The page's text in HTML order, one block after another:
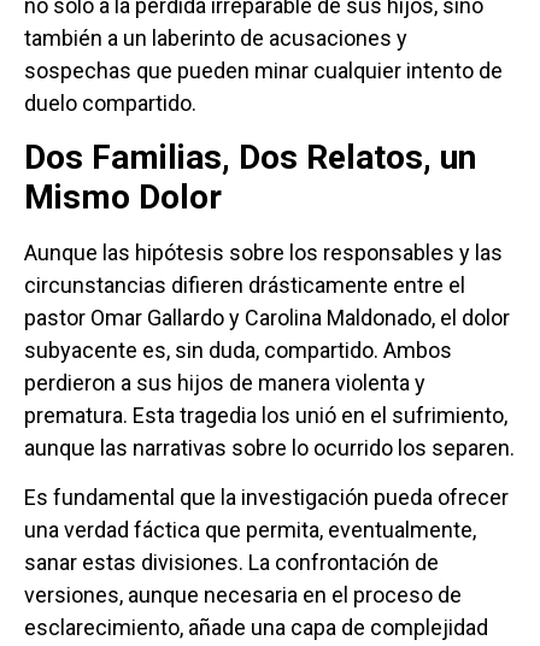
no solo a la pérdida irreparable de sus hijos, sino
también a un laberinto de acusaciones y
sospechas que pueden minar cualquier intento de
duelo compartido.
Dos Familias, Dos Relatos, un
Mismo Dolor
Aunque las hipótesis sobre los responsables y las
circunstancias difieren drásticamente entre el
pastor Omar Gallardo y Carolina Maldonado, el dolor
subyacente es, sin duda, compartido. Ambos
perdieron a sus hijos de manera violenta y
prematura. Esta tragedia los unió en el sufrimiento,
aunque las narrativas sobre lo ocurrido los separen.
Es fundamental que la investigación pueda ofrecer
una verdad fáctica que permita, eventualmente,
sanar estas divisiones. La confrontación de
versiones, aunque necesaria en el proceso de
esclarecimiento, añade una capa de complejidad